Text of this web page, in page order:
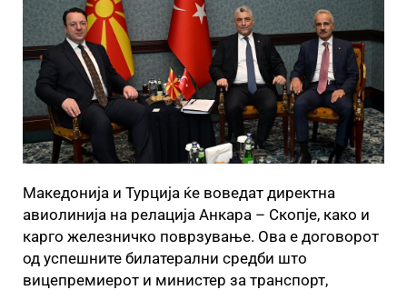
Македонија и Турција ќе воведат директна
авиолинија на релација Анкара – Скопје, како и
карго железничко поврзување. Ова е договорот
од успешните билатерални средби што
вицепремиерот и министер за транспорт,